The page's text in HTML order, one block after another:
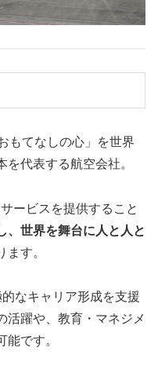
もてなしの心」を世界
代表する航空会社。
ービスを提供すること
、世界を舞台に人と人と
ます。
なキャリア形成を支援
活躍や、教育・マネジメ
です。